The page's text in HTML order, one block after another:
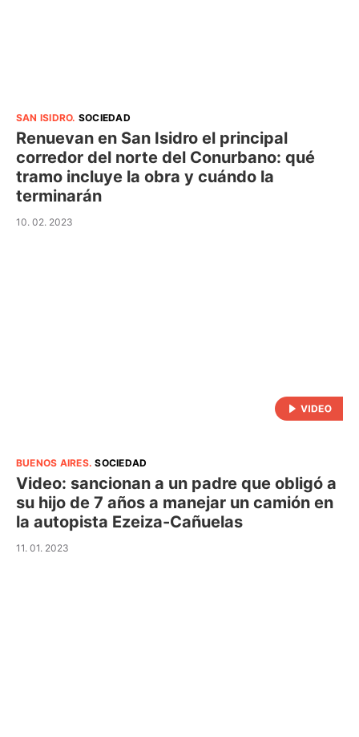
SAN ISIDRO. SOCIEDAD
Renuevan en San Isidro el principal
corredor del norte del Conurbano: qué
tramo incluye la obra y cuándo la
terminarán
10. 02. 2023
BUENOS AIRES.SOCIEDAD
Video: sancionan a un padre que obligó a
su hijo de 7 años a manejar un camión en
la autopista Ezeiza-Cañuelas
11. 01. 2023